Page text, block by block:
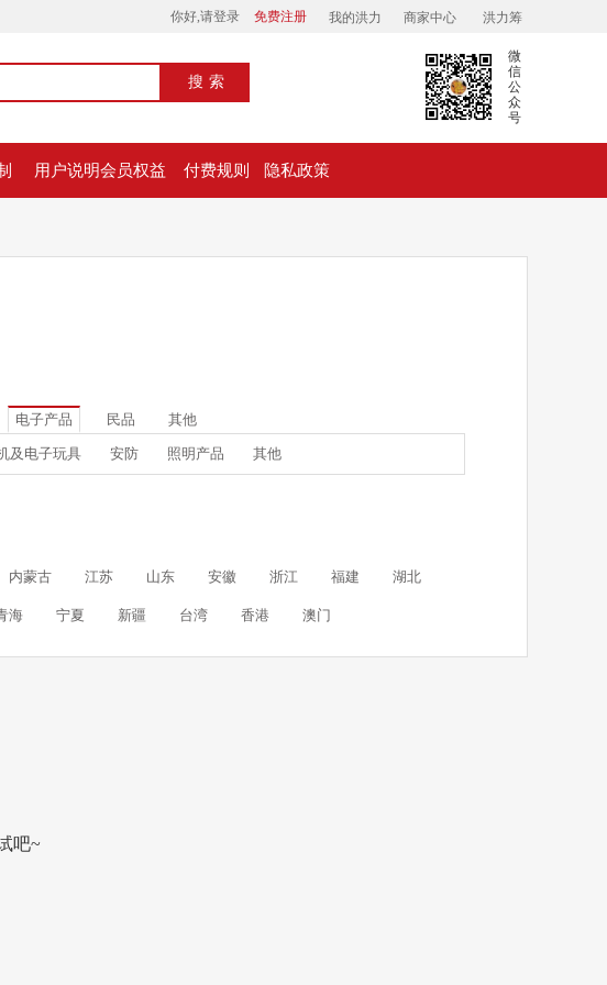
你好,请登录 免费注册 我的洪力 商家中心 洪力筹
搜索
微
信
公
众
号
用户说明会员权益 付费规则 隐私政策
电子产品 民品 其他
及电子玩具 安防 照明产品 其他
内蒙古 江苏 山东 安徽 浙江 福建 湖北
海 宁夏 新疆 台湾 香港 澳门
吧~